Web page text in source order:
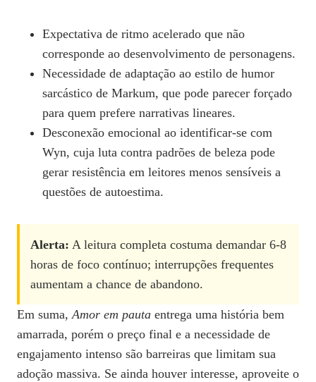
Expectativa de ritmo acelerado que não
corresponde ao desenvolvimento de personagens.
Necessidade de adaptação ao estilo de humor
sarcástico de Markum, que pode parecer forçado
para quem prefere narrativas lineares.
Desconexão emocional ao identificar-se com
Wyn, cuja luta contra padrões de beleza pode
gerar resistência em leitores menos sensíveis a
questões de autoestima.
Alerta: A leitura completa costuma demandar 6‑8
horas de foco contínuo; interrupções frequentes
aumentam a chance de abandono.
Em suma,Amor em pauta entrega uma história bem
amarrada, porém o preço final e a necessidade de
engajamento intenso são barreiras que limitam sua
adoção massiva. Se ainda houver interesse, aproveite o